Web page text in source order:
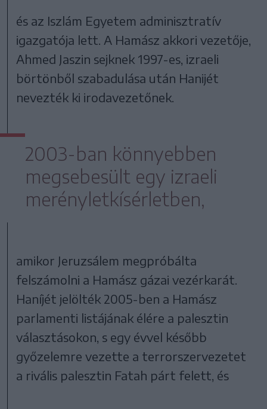
és az Iszlám Egyetem adminisztratív
igazgatója lett. A Hamász akkori vezetője,
Ahmed Jaszin sejknek 1997-es, izraeli
börtönből szabadulása után Hanijét
nevezték ki irodavezetőnek.
2003-ban könnyebben
megsebesült egy izraeli
merényletkísérletben,
amikor Jeruzsálem megpróbálta
felszámolni a Hamász gázai vezérkarát.
Haníjét jelölték 2005-ben a Hamász
parlamenti listájának élére a palesztin
választásokon, s egy évvel később
győzelemre vezette a terrorszervezetet
a rivális palesztin Fatah párt felett, és